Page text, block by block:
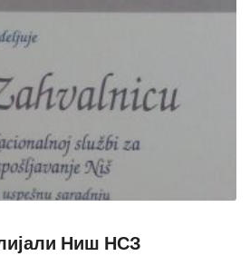
Ниш НСЗ